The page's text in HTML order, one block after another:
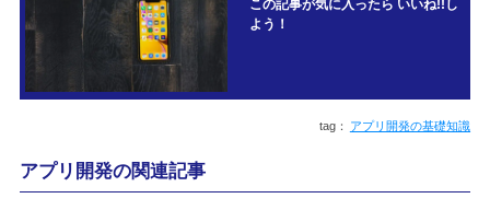
この記事が気に入ったら いいね!!し
よう！
アプリ開発の基礎知識
アプリ開発の関連記事